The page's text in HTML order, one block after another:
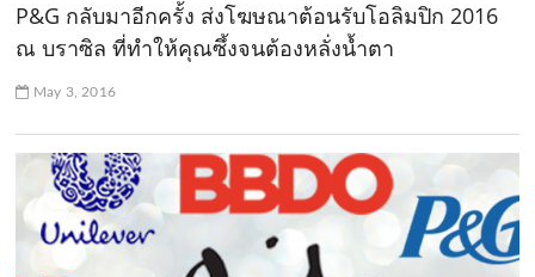
P&G กลับมาอีกครั้ง ส่งโฆษณาต้อนรับโอลิมปิก 2016
ณ บราซิล ที่ทำให้คุณซึ้งจนต้องหลั่งน้ำตา
May 3, 2016